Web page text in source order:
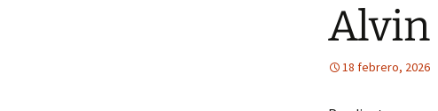
Alvin
18 febrero, 2026